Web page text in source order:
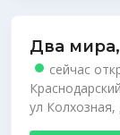
Два
сейчас
ул Колхозная,